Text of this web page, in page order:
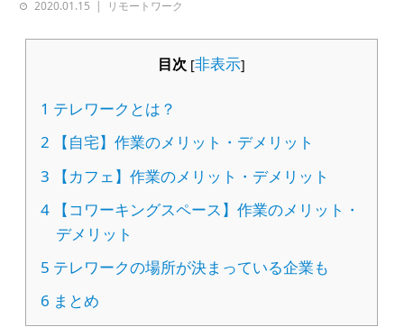
2020.01.15 リモートワーク
目次 [非表示]
1 テレワークとは？
2 【自宅】作業のメリット・デメリット
3 【カフェ】作業のメリット・デメリット
4 【コワーキングスペース】作業のメリット・
デメリット
5 テレワークの場所が決まっている企業も
6 まとめ